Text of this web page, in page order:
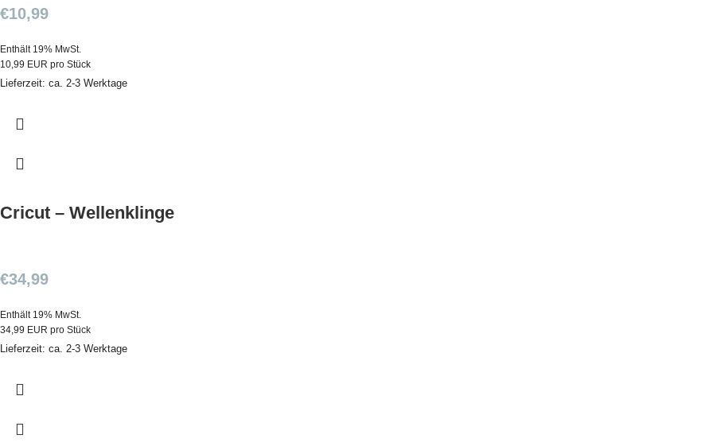
€10,99
Enthält 19% MwSt.
10,99 EUR pro Stück
Lieferzeit: ca. 2-3 Werktage
Cricut – Wellenklinge
€34,99
Enthält 19% MwSt.
34,99 EUR pro Stück
Lieferzeit: ca. 2-3 Werktage